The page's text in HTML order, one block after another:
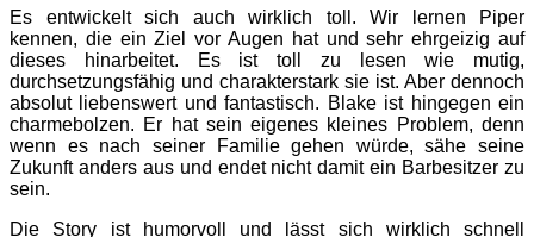
Es entwickelt sich auch wirklich toll. Wir lernen Piper
kennen, die ein Ziel vor Augen hat und sehr ehrgeizig auf
dieses hinarbeitet. Es ist toll zu lesen wie mutig,
durchsetzungsfähig und charakterstark sie ist. Aber dennoch
absolut liebenswert und fantastisch. Blake ist hingegen ein
charmebolzen. Er hat sein eigenes kleines Problem, denn
wenn es nach seiner Familie gehen würde, sähe seine
Zukunft anders aus und endet nicht damit ein Barbesitzer zu
sein.
Die Story ist humorvoll und lässt sich wirklich schnell